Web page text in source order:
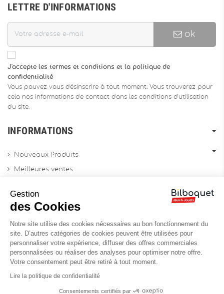
LETTRE D'INFORMATIONS
ok
J'accepte les termes et conditions et la politique de
confidentialité
Vous pouvez vous désinscrire à tout moment. Vous trouverez pour
cela nos informations de contact dans les conditions d'utilisation
du site.
INFORMATIONS
Nouveaux Produits
Meilleures ventes
Archives produits
Contactez-nous
Gestion
des Cookies
Notre site utilise des cookies nécessaires au bon fonctionnement du
site. D’autres catégories de cookies peuvent être utilisées pour
personnaliser votre expérience, diffuser des offres commerciales
personnalisées ou réaliser des analyses pour optimiser notre offre.
Votre consentement peut être retiré à tout moment.
Lire la politique de confidentialité
Consentements certifiés par